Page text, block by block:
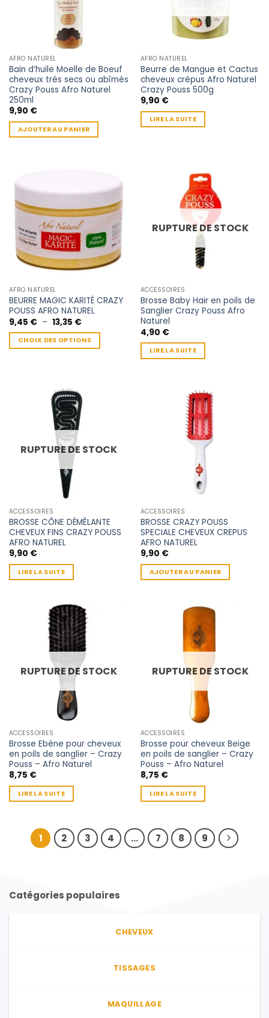
AFRO NATUREL
Bain d’huile Moelle de Boeuf
cheveux trés secs ou abîmés
Crazy Pouss Afro Naturel
250ml
9,90 €
AJOUTER AU PANIER
AFRO NATUREL
Beurre de Mangue et Cactus
cheveux crépus Afro Naturel
Crazy Pouss 500g
9,90 €
LIRE LA SUITE
AFRO NATUREL
BEURRE MAGIC KARITÉ CRAZY
POUSS AFRO NATUREL
9,45 € – 13,35 €Plage
prix :
9,45 €
à
CHOIX DES OPTIONS
être
du
produit
RUPTURE DE STOCK
ACCESSOIRES
Brosse Baby Hair en poils de
Sanglier Crazy Pouss Afro
Naturel
4,90 €
LIRE LA SUITE
RUPTURE DE STOCK
ACCESSOIRES
BROSSE CÔNE DÉMÊLANTE
CHEVEUX FINS CRAZY POUSS
AFRO NATUREL
9,90 €
LIRE LA SUITE
ACCESSOIRES
BROSSE CRAZY POUSS
SPECIALE CHEVEUX CREPUS
AFRO NATUREL
9,90 €
AJOUTER AU PANIER
RUPTURE DE STOCK
ACCESSOIRES
Brosse Ebène pour cheveux
en poils de sanglier – Crazy
Pouss – Afro Naturel
8,75 €
LIRE LA SUITE
RUPTURE DE STOCK
ACCESSOIRES
Brosse pour cheveux Beige
en poils de sanglier – Crazy
Pouss – Afro Naturel
8,75 €
LIRE LA SUITE
1 2 3 4 … 7 8 9
Catégories populaires
CHEVEUX
TISSAGES
MAQUILLAGE